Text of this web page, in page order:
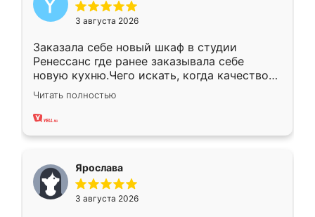
3 августа 2026
Заказала себе новый шкаф в студии
Ренессанс где ранее заказывала себе
новую кухню.Чего искать, когда качеством
вполне довольна. Служит кухня уже почти
два года, нареканий нет.
Читать полностью
Ярослава
3 августа 2026